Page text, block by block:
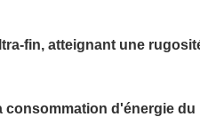
fin, atteignant une
consommation d'énergie du